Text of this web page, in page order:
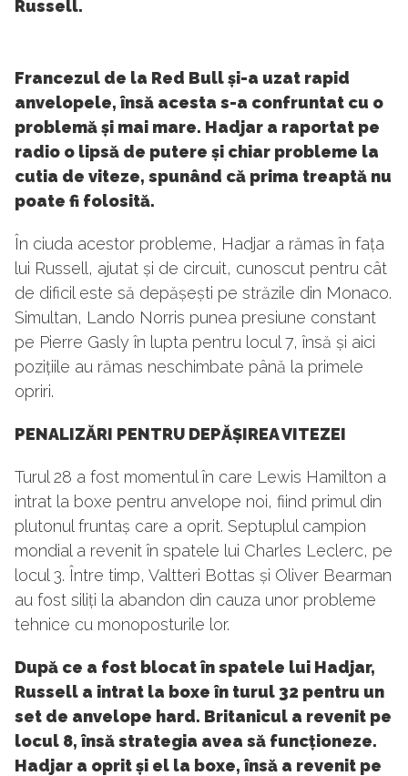
Russell.
Francezul de la Red Bull și-a uzat rapid
anvelopele, însă acesta s-a confruntat cu o
problemă și mai mare. Hadjar a raportat pe
radio o lipsă de putere și chiar probleme la
cutia de viteze, spunând că prima treaptă nu
poate fi folosită.
În ciuda acestor probleme, Hadjar a rămas în fața
lui Russell, ajutat și de circuit, cunoscut pentru cât
de dificil este să depășești pe străzile din Monaco.
Simultan, Lando Norris punea presiune constant
pe Pierre Gasly în lupta pentru locul 7, însă și aici
pozițiile au rămas neschimbate până la primele
opriri.
PENALIZĂRI PENTRU DEPĂȘIREA VITEZEI
Turul 28 a fost momentul în care Lewis Hamilton a
intrat la boxe pentru anvelope noi, fiind primul din
plutonul fruntaș care a oprit. Septuplul campion
mondial a revenit în spatele lui Charles Leclerc, pe
locul 3. Între timp, Valtteri Bottas și Oliver Bearman
au fost siliți la abandon din cauza unor probleme
tehnice cu monoposturile lor.
După ce a fost blocat în spatele lui Hadjar,
Russell a intrat la boxe în turul 32 pentru un
set de anvelope hard. Britanicul a revenit pe
locul 8, însă strategia avea să funcționeze.
Hadjar a oprit și el la boxe, însă a revenit pe